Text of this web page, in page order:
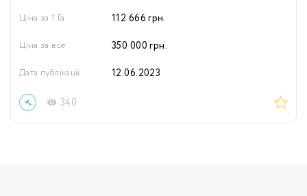
Ціна за 1 Га 112 666 грн.
Ціна за все 350 000 грн.
340
Дата публікації 12.06.2023